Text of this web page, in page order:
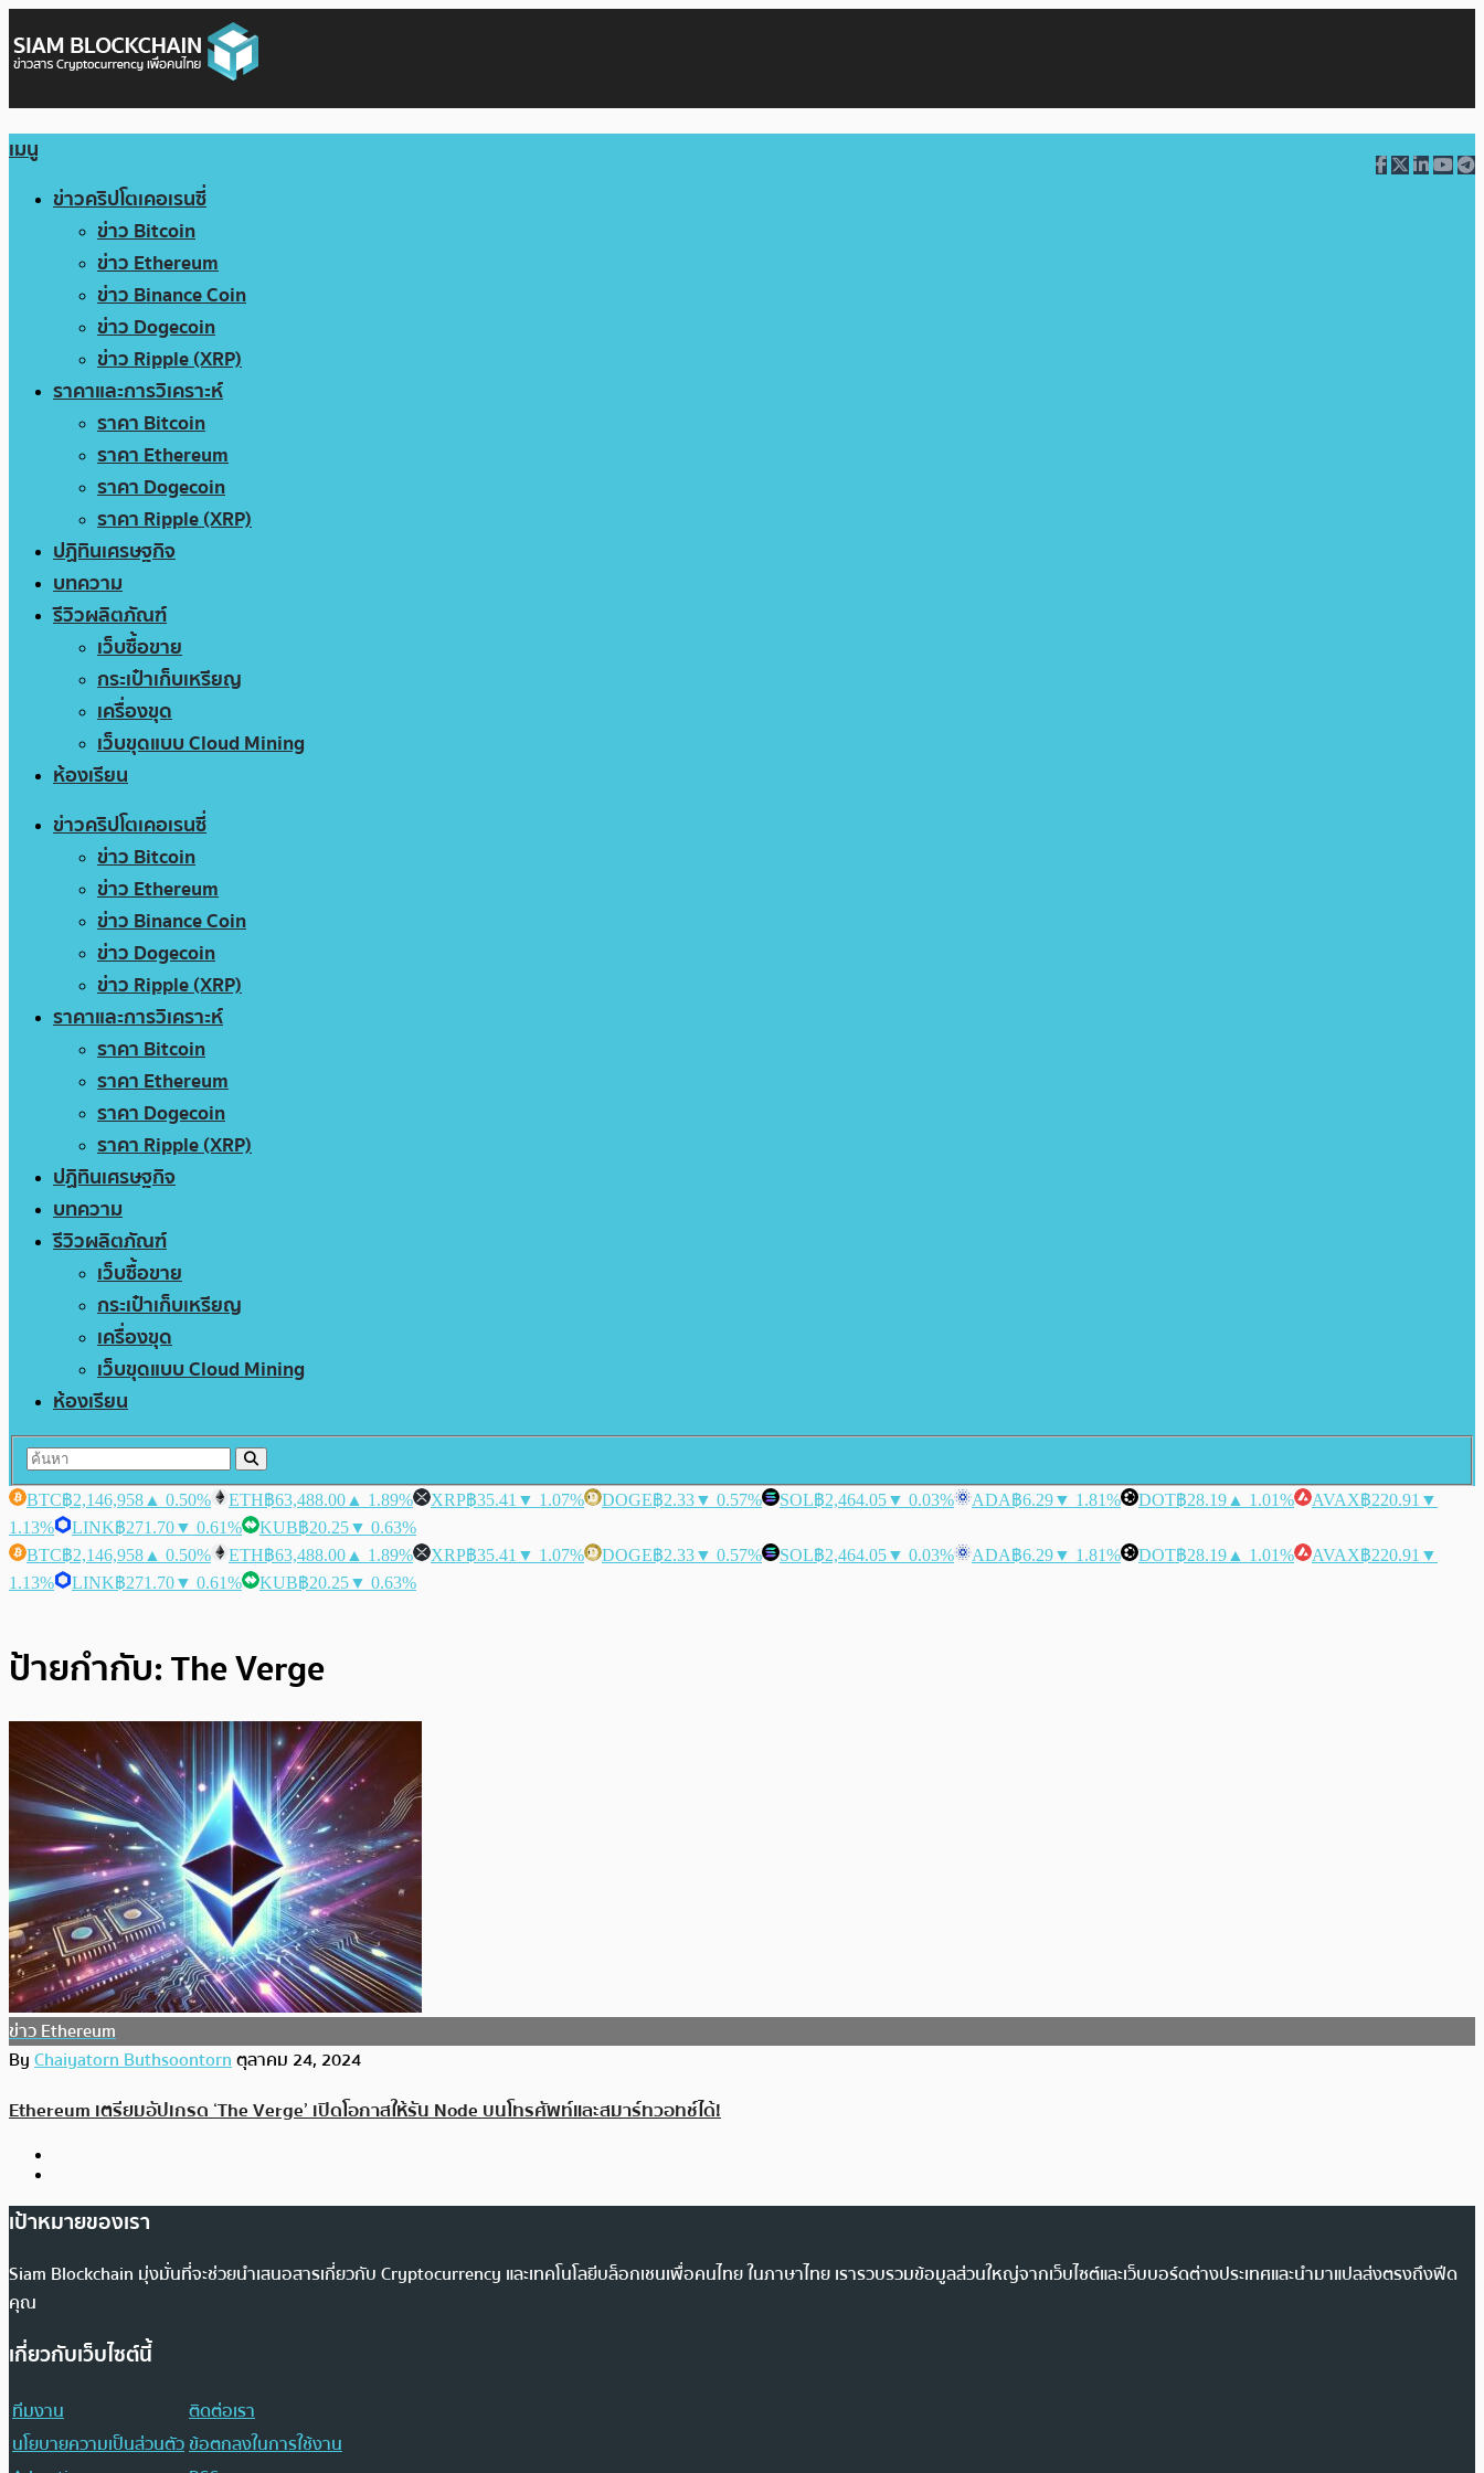
เมนู
ข่าวคริปโตเคอเรนซี่
ข่าว Bitcoin
ข่าว Ethereum
ข่าว Binance Coin
ข่าว Dogecoin
ข่าว Ripple (XRP)
ราคาและการวิเคราะห์
ราคา Bitcoin
ราคา Ethereum
ราคา Dogecoin
ราคา Ripple (XRP)
ปฏิทินเศรษฐกิจ
บทความ
รีวิวผลิตภัณฑ์
เว็บซื้อขาย
กระเป๋าเก็บเหรียญ
เครื่องขุด
เว็บขุดแบบ Cloud Mining
ห้องเรียน
ข่าวคริปโตเคอเรนซี่
ข่าว Bitcoin
ข่าว Ethereum
ข่าว Binance Coin
ข่าว Dogecoin
ข่าว Ripple (XRP)
ราคาและการวิเคราะห์
ราคา Bitcoin
ราคา Ethereum
ราคา Dogecoin
ราคา Ripple (XRP)
ปฏิทินเศรษฐกิจ
บทความ
รีวิวผลิตภัณฑ์
เว็บซื้อขาย
กระเป๋าเก็บเหรียญ
เครื่องขุด
เว็บขุดแบบ Cloud Mining
ห้องเรียน
BTC฿2,146,958 ▲ 0.50% ETH฿63,488.00 ▲ 1.89% XRP฿35.41 ▼ 1.07% DOGE฿2.33▼ 0.57% SOL฿2,464.05▼ 0.03% ADA฿6.29▼ 1.81% DOT฿28.19 ▲ 1.01% AVAX฿220.91 ▼
1.13%
LINK฿271.70▼ 0.61% KUB฿20.25▼ 0.63%
BTC฿2,146,958 ▲ 0.50% ETH฿63,488.00 ▲ 1.89% XRP฿35.41 ▼ 1.07% DOGE฿2.33▼ 0.57% SOL฿2,464.05▼ 0.03% ADA฿6.29▼ 1.81% DOT฿28.19 ▲ 1.01% AVAX฿220.91 ▼
1.13%
LINK฿271.70▼ 0.61% KUB฿20.25▼ 0.63%
ป้ายกำกับ:The Verge
ข่าว Ethereum
ByChaiyatorn Buthsoontornตุลาคม 24, 2024
Ethereum เตรียมอัปเกรด ‘The Verge’ เปิดโอกาสให้รัน Node บนโทรศัพท์และสมาร์ทวอทช์ได้!
เป้าหมายของเรา
Siam Blockchain มุ่งมั่นที่จะช่วยนำเสนอสารเกี่ยวกับ Cryptocurrency และเทคโนโลยีบล็อกเชนเพื่อคนไทย ในภาษาไทย เรารวบรวมข้อมูลส่วนใหญ่จากเว็บไซต์และเว็บบอร์ดต่างประเทศและนำมาแปลส่งตรงถึงฟีด
คุณ
เกี่ยวกับเว็บไซต์นี้
ทีมงาน
ติดต่อเรา
นโยบายความเป็นส่วนตัวข้อตกลงในการใช้งาน